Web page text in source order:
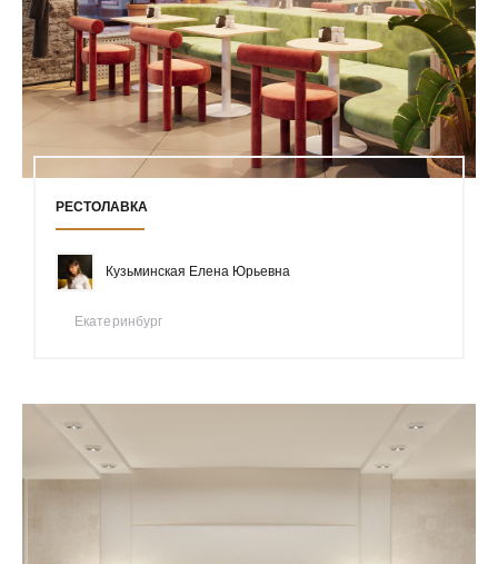
РЕСТОЛАВКА
Кузьминская Елена Юрьевна
Екатеринбург